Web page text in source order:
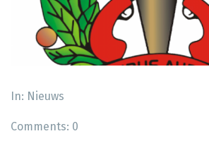
In: Nieuws
Comments: 0